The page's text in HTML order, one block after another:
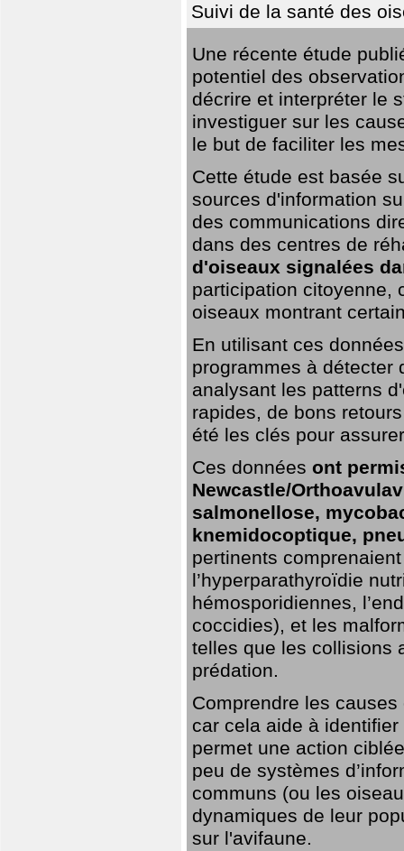
Suivi de la santé des
Une récente étude
potentiel des
décrire et interpréter le
investiguer sur les
le but de faciliter les
Cette étude est basée
sources d'information
des communications
dans des centres de
d'oiseaux signalées
participation citoyenne,
oiseaux montrant
En utilisant ces
programmes à détecter
analysant les patterns
rapides, de bons
été les clés pour
Ces données ont
Newcastle/
salmonellose,
knemidocoptique,
pertinents
l’hyperparathyroïdie
hémosporidiennes,
coccidies), et les
telles que les collisions
prédation.
Comprendre les
car cela aide à
permet une action
peu de systèmes
communs (ou les
dynamiques de leur
sur l'avifaune.